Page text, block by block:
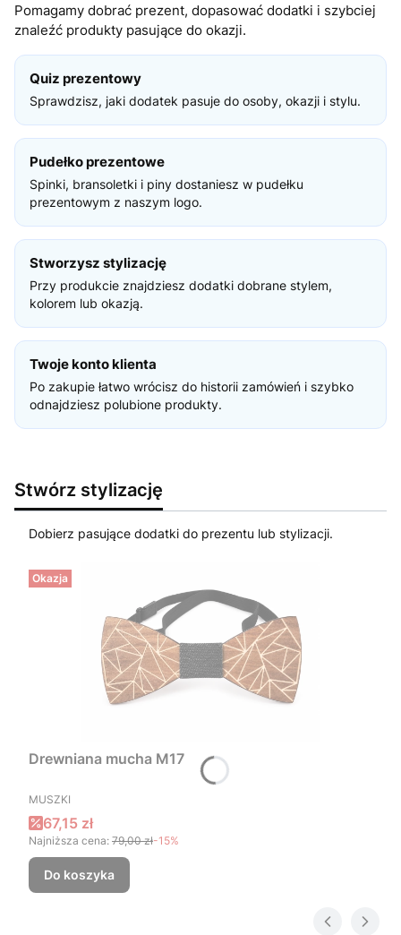
Pomagamy dobrać prezent, dopasować dodatki i szybciej
znaleźć produkty pasujące do okazji.
Quiz prezentowy
Sprawdzisz, jaki dodatek pasuje do osoby, okazji i stylu.
Pudełko prezentowe
Spinki, bransoletki i piny dostaniesz w pudełku
prezentowym z naszym logo.
Stworzysz stylizację
Przy produkcie znajdziesz dodatki dobrane stylem,
kolorem lub okazją.
Twoje konto klienta
Po zakupie łatwo wrócisz do historii zamówień i szybko
odnajdziesz polubione produkty.
Stwórz stylizację
Dobierz pasujące dodatki do prezentu lub stylizacji.
Okazja
Drewniana mucha M17
PRODUCENT
MUSZKI
Cena promocyjna
67,15 zł
Najniższa cena: 79,00 zł-15%
Do koszyka